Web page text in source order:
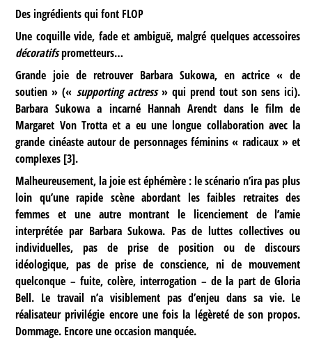
Des ingrédients qui font FLOP
Une coquille vide, fade et ambiguë, malgré quelques accessoires
décoratifsprometteurs…
Grande joie de retrouver Barbara Sukowa, en actrice « de
soutien » (« supporting actress» qui prend tout son sens ici).
Barbara Sukowa a incarné Hannah Arendt dans le film de
Margaret Von Trotta et a eu une longue collaboration avec la
grande cinéaste autour de personnages féminins « radicaux » et
complexes [3].
Malheureusement, la joie est éphémère : le scénario n’ira pas plus
loin qu’une rapide scène abordant les faibles retraites des
femmes et une autre montrant le licenciement de l’amie
interprétée par Barbara Sukowa. Pas de luttes collectives ou
individuelles, pas de prise de position ou de discours
idéologique, pas de prise de conscience, ni de mouvement
quelconque – fuite, colère, interrogation – de la part de Gloria
Bell. Le travail n’a visiblement pas d’enjeu dans sa vie. Le
réalisateur privilégie encore une fois la légèreté de son propos.
Dommage. Encore une occasion manquée.